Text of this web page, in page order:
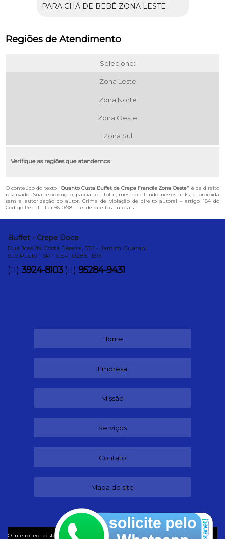
PARA CHÁ DE BEBÊ ZONA LESTE
Regiões de Atendimento
Selecione:
Zona Leste
Zona Norte
Zona Oeste
Zona Sul
Verifique as regiões que atendemos
O conteúdo do texto "Quanto Custa Buffet de Crepe Francês Zona Oeste" é de direito
reservado. Sua reprodução, parcial ou total, mesmo citando nossos links, é proibida
sem a autorização do autor. Crime de violação de direito autoral – artigo 184 do
Código Penal – Lei 9610/98 - Lei de direitos autorais.
Buffet - Crepe Doce
Rua José da Costa Pereira, 532 - Jardim Guarani
São Paulo - SP - CEP: 02851-130
(11) 3924-8103 (11) 95284-9431
Home
Empresa
Missão
Serviços
Contato
Mapa do site
O inteiro teor deste site está sujeito à proteção de direitos autorais. Copyright